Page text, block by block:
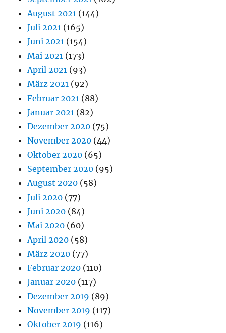
August 2021 (144)
Juli 2021 (165)
Juni 2021 (154)
Mai 2021 (173)
April 2021 (93)
März 2021 (92)
Februar 2021 (88)
Januar 2021 (82)
Dezember 2020 (75)
November 2020 (44)
Oktober 2020 (65)
September 2020 (95)
August 2020 (58)
Juli 2020 (77)
Juni 2020 (84)
Mai 2020 (60)
April 2020 (58)
März 2020 (77)
Februar 2020 (110)
Januar 2020 (117)
Dezember 2019 (89)
November 2019 (117)
Oktober 2019 (116)